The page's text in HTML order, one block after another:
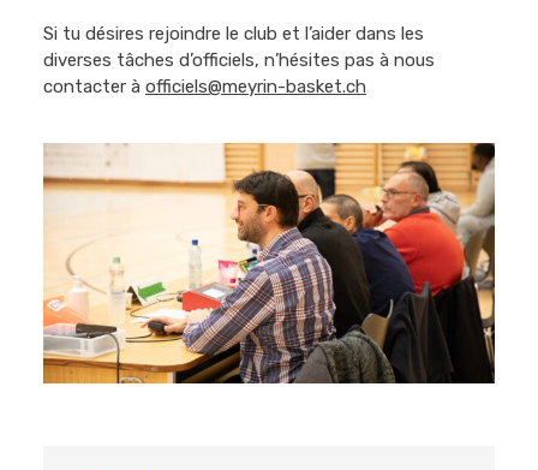
Si tu désires rejoindre le club et l’aider dans les
diverses tâches d’officiels, n’hésites pas à nous
contacter à officiels@meyrin-basket.ch